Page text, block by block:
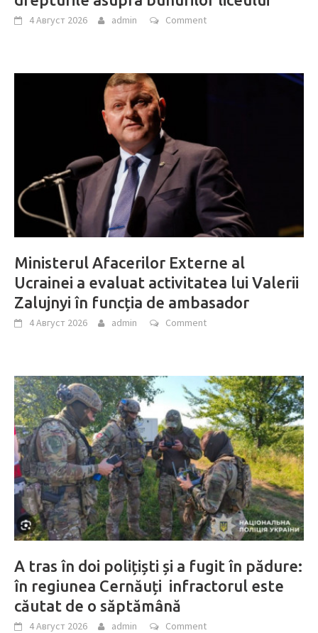
4 Август 2026 admin Comment
Ministerul Afacerilor Externe al
Ucrainei a evaluat activitatea lui Valerii
Zalujnyi în funcția de ambasador
4 Август 2026 admin Comment
A tras în doi polițiști și a fugit în pădure:
în regiunea Cernăuți infractorul este
căutat de o săptămână
4 Август 2026 admin Comment